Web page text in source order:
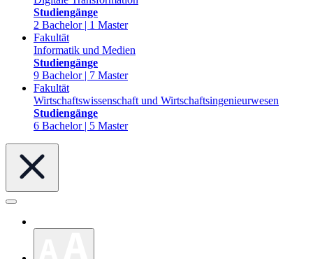
Studiengänge
2 Bachelor | 1 Master
Fakultät
Informatik und Medien
Studiengänge
9 Bachelor | 7 Master
Fakultät
Wirtschaftswissenschaft und Wirtschaftsingenieurwesen
Studiengänge
6 Bachelor | 5 Master